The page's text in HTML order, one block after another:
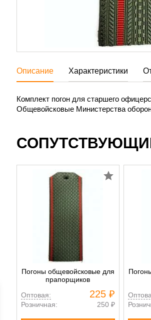
Описание Характеристики
Комплект погон для старшего
Общевойсковые Министерства
Погоны общевойсковые для
прапорщиков
Оптовая:
225 ₽
Розничная: 250 ₽